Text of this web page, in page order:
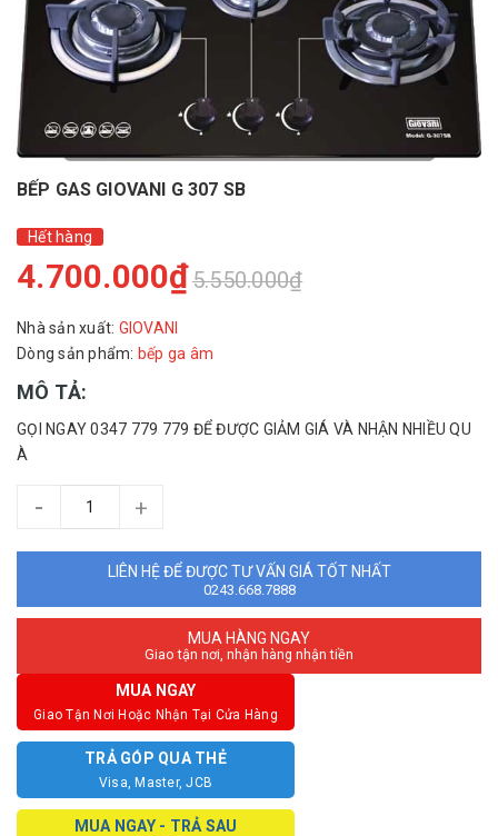
BẾP GAS GIOVANI G 307 SB
Hết hàng
4.700.000₫5.550.000₫
Nhà sản xuất: GIOVANI
Dòng sản phẩm: bếp ga âm
MÔ TẢ:
GỌI NGAY 0347 779 779 ĐỂ ĐƯỢC GIẢM GIÁ VÀ NHẬN NHIỀU QU
À
- +
LIÊN HỆ ĐỂ ĐƯỢC TƯ VẤN GIÁ TỐT NHẤT
0243.668.7888
MUA HÀNG NGAY
Giao tận nơi, nhận hàng nhận tiền
MUA NGAY
Giao Tận Nơi Hoặc Nhận Tại Cửa Hàng
TRẢ GÓP QUA THẺ
Visa, Master, JCB
MUA NGAY - TRẢ SAU